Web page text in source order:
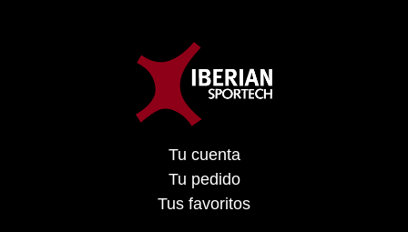
Tu cuenta
Tu pedido
Tus favoritos